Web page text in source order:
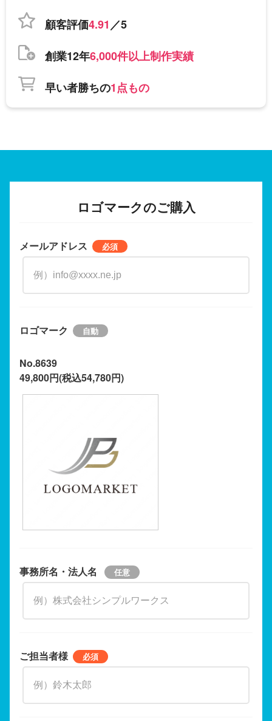
顧客評価4.91／5
創業12年6,000件以上制作実績
早い者勝ちの1点もの
ロゴマークのご購入
メールアドレス
ロゴマーク
No.8639
49,800円(税込54,780円)
事務所名・法人名
ご担当者様